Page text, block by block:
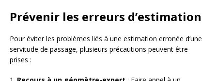
Prévenir les erreurs d’estimation
Pour éviter les problèmes liés à une estimation erronée d’une
servitude de passage, plusieurs précautions peuvent être
prises :